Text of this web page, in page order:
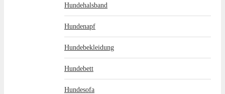
Hundehalsband
Hundenapf
Hundebekleidung
Hundebett
Hundesofa